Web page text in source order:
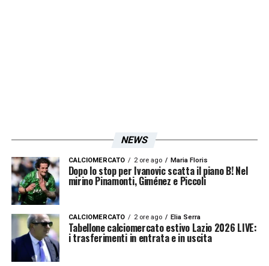
NEWS
CALCIOMERCATO 2 ore ago Maria Floris
Dopo lo stop per Ivanovic scatta il piano B! Nel
mirino Pinamonti, Giménez e Piccoli
CALCIOMERCATO 2 ore ago Elia Serra
Tabellone calciomercato estivo Lazio 2026 LIVE:
i trasferimenti in entrata e in uscita